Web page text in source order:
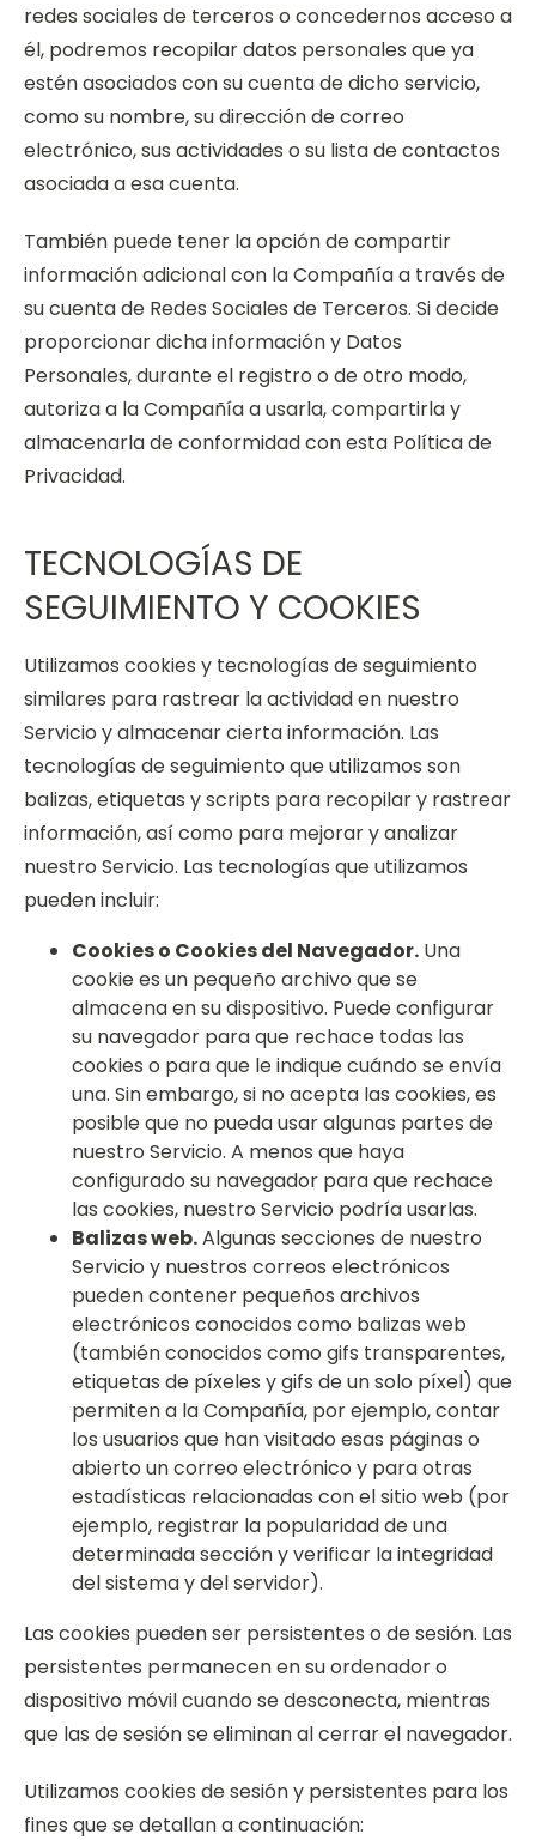
redes sociales de terceros o concedernos acceso a
él, podremos recopilar datos personales que ya
estén asociados con su cuenta de dicho servicio,
como su nombre, su dirección de correo
electrónico, sus actividades o su lista de contactos
asociada a esa cuenta.
También puede tener la opción de compartir
información adicional con la Compañía a través de
su cuenta de Redes Sociales de Terceros. Si decide
proporcionar dicha información y Datos
Personales, durante el registro o de otro modo,
autoriza a la Compañía a usarla, compartirla y
almacenarla de conformidad con esta Política de
Privacidad.
TECNOLOGÍAS DE
SEGUIMIENTO Y COOKIES
Utilizamos cookies y tecnologías de seguimiento
similares para rastrear la actividad en nuestro
Servicio y almacenar cierta información. Las
tecnologías de seguimiento que utilizamos son
balizas, etiquetas y scripts para recopilar y rastrear
información, así como para mejorar y analizar
nuestro Servicio. Las tecnologías que utilizamos
pueden incluir:
Cookies o Cookies del Navegador. Una
cookie es un pequeño archivo que se
almacena en su dispositivo. Puede configurar
su navegador para que rechace todas las
cookies o para que le indique cuándo se envía
una. Sin embargo, si no acepta las cookies, es
posible que no pueda usar algunas partes de
nuestro Servicio. A menos que haya
configurado su navegador para que rechace
las cookies, nuestro Servicio podría usarlas.
Balizas web.Algunas secciones de nuestro
Servicio y nuestros correos electrónicos
pueden contener pequeños archivos
electrónicos conocidos como balizas web
(también conocidos como gifs transparentes,
etiquetas de píxeles y gifs de un solo píxel) que
permiten a la Compañía, por ejemplo, contar
los usuarios que han visitado esas páginas o
abierto un correo electrónico y para otras
estadísticas relacionadas con el sitio web (por
ejemplo, registrar la popularidad de una
determinada sección y verificar la integridad
del sistema y del servidor).
Las cookies pueden ser persistentes o de sesión. Las
persistentes permanecen en su ordenador o
dispositivo móvil cuando se desconecta, mientras
que las de sesión se eliminan al cerrar el navegador.
Utilizamos cookies de sesión y persistentes para los
fines que se detallan a continuación: